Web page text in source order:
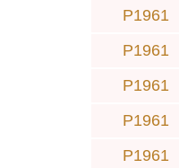
P1961
P1961
P1961
P1961
P1961